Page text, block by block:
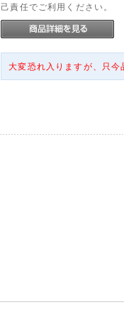
己責任でご利用ください。
大変恐れ入りますが、只今